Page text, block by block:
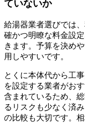
ていないか
給湯器業者選びでは
確かつ明瞭な料金設
きます。予算を決め
用しやすいです。
とくに本体代から工
を設定する業者がお
含まれているため、
るリスクも少なく済
の比較も大切です。